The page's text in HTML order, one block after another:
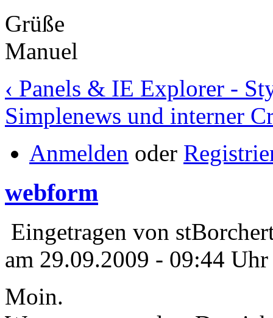
Grüße
Manuel
‹ Panels & IE Explorer -
Simplenews und interner
Anmelden oder
webform
Eingetragen von
am 29.09.2009 - 09:44 Uhr
Moin.